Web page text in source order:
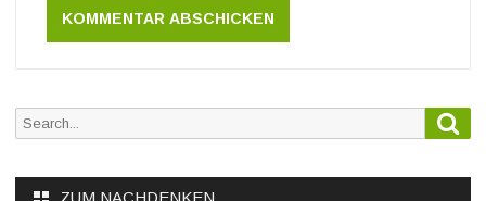
Search
ZUM NACHDENKEN